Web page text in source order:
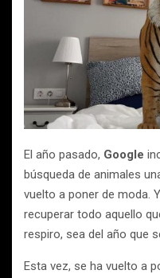
El año pasado, Google
búsqueda de animales
vuelto a poner de moda.
recuperar todo aquello
respiro, sea del año que
Esta vez, se ha vuelto a